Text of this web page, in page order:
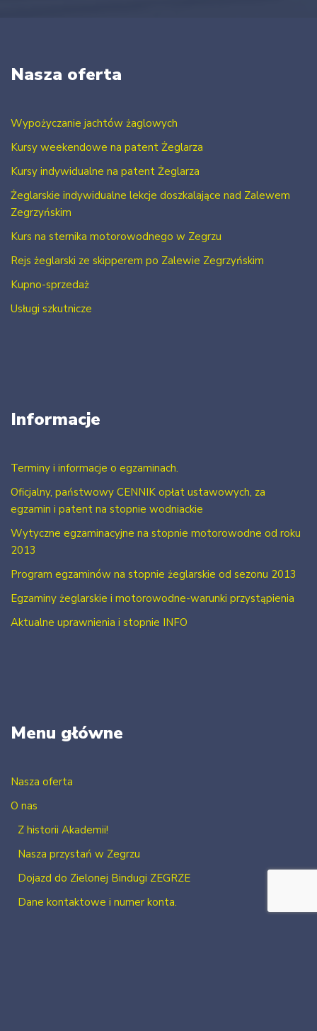
Nasza oferta
Wypożyczanie jachtów żaglowych
Kursy weekendowe na patent Żeglarza
Kursy indywidualne na patent Żeglarza
Żeglarskie indywidualne lekcje doszkalające nad Zalewem
Zegrzyńskim
Kurs na sternika motorowodnego w Zegrzu
Rejs żeglarski ze skipperem po Zalewie Zegrzyńskim
Kupno-sprzedaż
Usługi szkutnicze
Informacje
Terminy i informacje o egzaminach.
Oficjalny, państwowy CENNIK opłat ustawowych, za
egzamin i patent na stopnie wodniackie
Wytyczne egzaminacyjne na stopnie motorowodne od roku
2013
Program egzaminów na stopnie żeglarskie od sezonu 2013
Egzaminy żeglarskie i motorowodne-warunki przystąpienia
Aktualne uprawnienia i stopnie INFO
Menu główne
Nasza oferta
O nas
Z historii Akademii!
Nasza przystań w Zegrzu
Dojazd do Zielonej Bindugi ZEGRZE
Dane kontaktowe i numer konta.